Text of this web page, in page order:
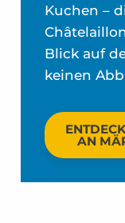
Kuchen –
Blick auf
keinen
AN